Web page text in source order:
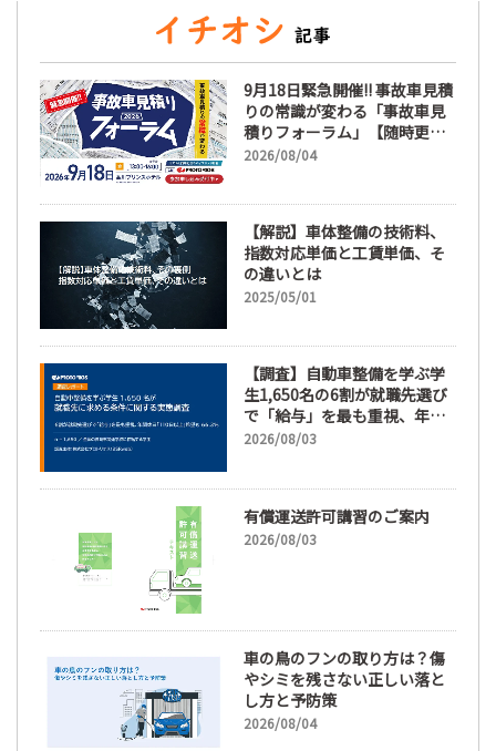
9月18日緊急開催!! 事故車見積
りの常識が変わる「事故車見
積りフォーラム」【随時更
新】
2026/08/04
【解説】車体整備の技術料、
指数対応単価と工賃単価、そ
の違いとは
2025/05/01
【調査】自動車整備を学ぶ学
生1,650名の6割が就職先選び
で「給与」を最も重視、年間
休日「110日以上」希望も
2026/08/03
有償運送許可講習のご案内
2026/08/03
車の鳥のフンの取り方は？傷
やシミを残さない正しい落と
し方と予防策
2026/08/04